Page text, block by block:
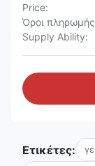
Price:
Όροι
Supply Ability:
Ετικέτες: